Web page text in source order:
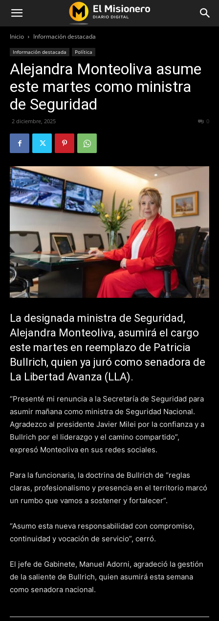
Inicio Información destacada
Información destacada Política
Alejandra Monteoliva asume
este martes como ministra
de Seguridad
2 diciembre, 2025 0
La designada ministra de Seguridad,
Alejandra Monteoliva, asumirá el cargo
este martes en reemplazo de Patricia
Bullrich, quien ya juró como senadora de
La Libertad Avanza (LLA).
“Presenté mi renuncia a la Secretaría de Seguridad para
asumir mañana como ministra de Seguridad Nacional.
Agradezco al presidente Javier Milei por la confianza y a
Bullrich por el liderazgo y el camino compartido”,
expresó Monteoliva en sus redes sociales.
Para la funcionaria, la doctrina de Bullrich de “reglas
claras, profesionalismo y presencia en el territorio marcó
un rumbo que vamos a sostener y fortalecer”.
“Asumo esta nueva responsabilidad con compromiso,
continuidad y vocación de servicio”, cerró.
El jefe de Gabinete, Manuel Adorni, agradeció la gestión
de la saliente de Bullrich, quien asumirá esta semana
como senadora nacional.